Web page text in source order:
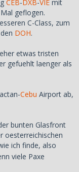
CEB- DXB-VIE mit
geflogen.
C-Class, zum
DOH.
etwas tristen
gefuehlt laenger als
Cebu Airport ab,
bunten Glasfront
oesterreichischen
ich finde, also
viele Paxe